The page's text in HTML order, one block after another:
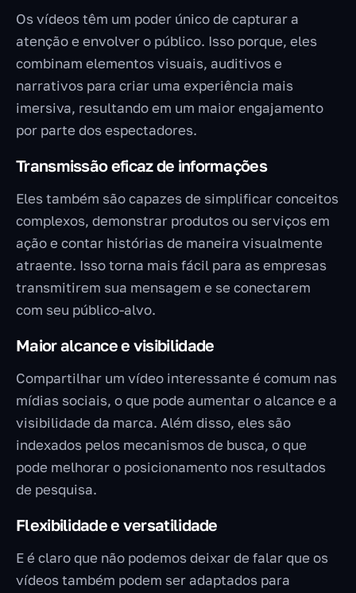
Os vídeos têm um poder único de capturar a
atenção e envolver o público. Isso porque, eles
combinam elementos visuais, auditivos e
narrativos para criar uma experiência mais
imersiva, resultando em um maior engajamento
por parte dos espectadores.
Transmissão eficaz de informações
Eles também são capazes de simplificar conceitos
complexos, demonstrar produtos ou serviços em
ação e contar histórias de maneira visualmente
atraente. Isso torna mais fácil para as empresas
transmitirem sua mensagem e se conectarem
com seu público-alvo.
Maior alcance e visibilidade
Compartilhar um vídeo interessante é comum nas
mídias sociais, o que pode aumentar o alcance e a
visibilidade da marca. Além disso, eles são
indexados pelos mecanismos de busca, o que
pode melhorar o posicionamento nos resultados
de pesquisa.
Flexibilidade e versatilidade
E é claro que não podemos deixar de falar que os
vídeos também podem ser adaptados para